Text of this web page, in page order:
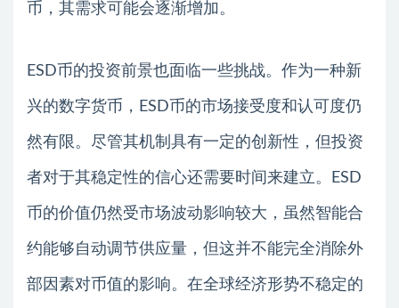
币，其需求可能会逐渐增加。
ESD币的投资前景也面临一些挑战。作为一种新
兴的数字货币，ESD币的市场接受度和认可度仍
然有限。尽管其机制具有一定的创新性，但投资
者对于其稳定性的信心还需要时间来建立。ESD
币的价值仍然受市场波动影响较大，虽然智能合
约能够自动调节供应量，但这并不能完全消除外
部因素对币值的影响。在全球经济形势不稳定的